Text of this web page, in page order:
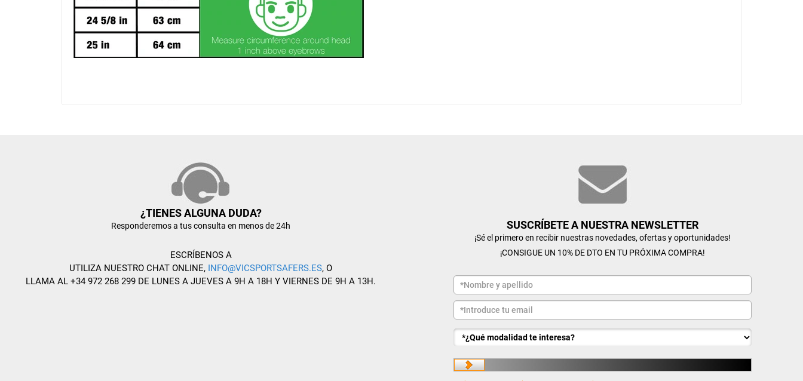
¿TIENES ALGUNA DUDA?
Responderemos a tus consulta en menos de 24h
ESCRÍBENOS A
UTILIZA NUESTRO CHAT ONLINE, INFO@VICSPORTSAFERS.ES, O
LLAMA AL +34 972 268 299 DE LUNES A JUEVES A 9H A 18H Y VIERNES DE 9H A 13H.
SUSCRÍBETE A NUESTRA NEWSLETTER
¡Sé el primero en recibir nuestras novedades, ofertas y oportunidades!
¡CONSIGUE UN 10% DE DTO EN TU PRÓXIMA COMPRA!